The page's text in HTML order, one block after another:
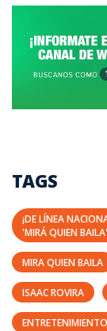
TAGS
¡DE LÍNEA
'MIRÁ QUIEN BAILA'
MIRA QUIEN BAILA
ISAAC ROVIRA
ENTRETENIMIENTO